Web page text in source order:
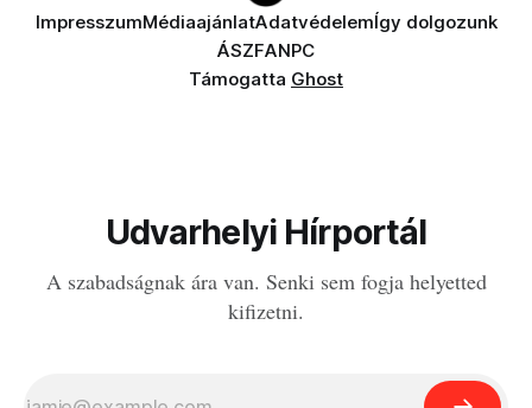
ImpresszumMédiaajánlatAdatvédelemÍgy dolgozunk
ÁSZFANPC
Támogatta Ghost
Udvarhelyi Hírportál
A szabadságnak ára van. Senki sem fogja helyetted
kifizetni.